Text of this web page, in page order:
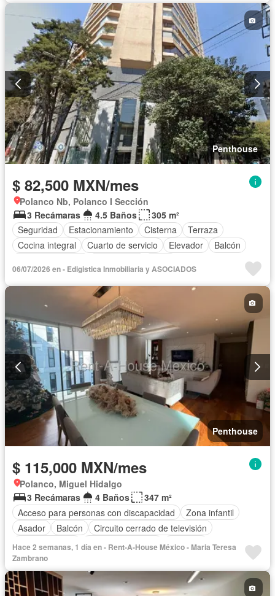
Estacionamiento Gas natural
Internet
Recámara con closet
Azotea
Terraza
Vista panorámica
Wifi Zonas verdes
Permite niños
Solo familias
Completamente amueblado
Penthouse
$ 82,500 MXN/mes
Polanco Nb, Polanco I Sección
3 Recámaras
4.5 Baños
305 m²
Seguridad
Estacionamiento Cisterna
Terraza
Cocina integral
Cuarto de servicio Elevador
Balcón
Cuarto de Limpieza
Gas natural
Recámara con closet
06/07/2026 en - Edigistica Inmobiliaria y ASOCIADOS
Penthouse
$ 115,000 MXN/mes
Polanco, Miguel Hidalgo
3 Recámaras
4 Baños
347 m²
Acceso para personas con discapacidad
Zona infantil
Asador
Balcón
Circuito cerrado de televisión
Cocina integral
Cuarto de servicio
Elevador
Estacionamiento
Azotea
Seguridad Terraza
Vista panorámica
Permite mascotas
Sin amueblar
Hace 2 semanas, 1 día en - Rent-A-House México - Maria Teresa
Zambrano